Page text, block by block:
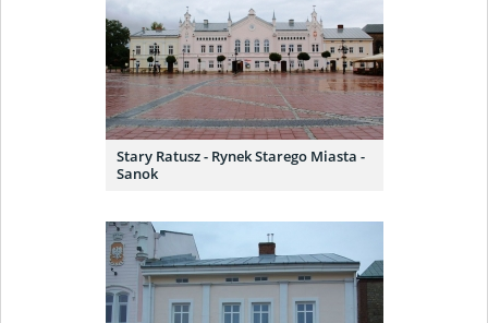
Stary Ratusz - Rynek Starego Miasta -
Sanok